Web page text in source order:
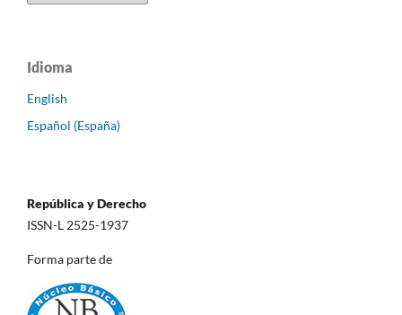
Idioma
English
Español (España)
República y Derecho
ISSN-L 2525-1937
Forma parte de